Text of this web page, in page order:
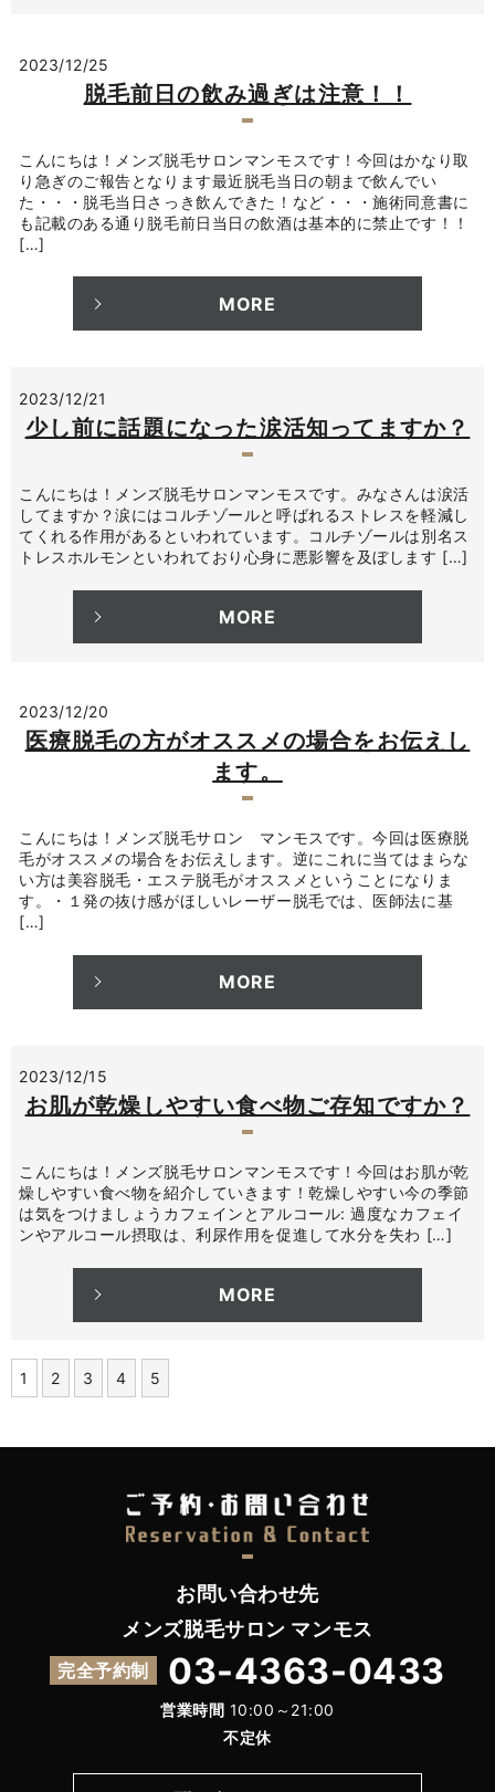
2023/12/25
脱毛前日の飲み過ぎは注意！！
こんにちは！メンズ脱毛サロンマンモスです！今回はかなり取
り急ぎのご報告となります最近脱毛当日の朝まで飲んでい
た・・・脱毛当日さっき飲んできた！など・・・施術同意書に
も記載のある通り脱毛前日当日の飲酒は基本的に禁止です！！
[…]
MORE
2023/12/21
少し前に話題になった涙活知ってますか？
こんにちは！メンズ脱毛サロンマンモスです。みなさんは涙活
してますか？涙にはコルチゾールと呼ばれるストレスを軽減し
てくれる作用があるといわれています。コルチゾールは別名ス
トレスホルモンといわれており心身に悪影響を及ぼします […]
MORE
2023/12/20
医療脱毛の方がオススメの場合をお伝えし
ます。
こんにちは！メンズ脱毛サロン マンモスです。今回は医療脱
毛がオススメの場合をお伝えします。逆にこれに当てはまらな
い方は美容脱毛・エステ脱毛がオススメということになりま
す。・１発の抜け感がほしいレーザー脱毛では、医師法に基
[…]
MORE
2023/12/15
お肌が乾燥しやすい食べ物ご存知ですか？
こんにちは！メンズ脱毛サロンマンモスです！今回はお肌が乾
燥しやすい食べ物を紹介していきます！乾燥しやすい今の季節
は気をつけましょうカフェインとアルコール: 過度なカフェイ
ンやアルコール摂取は、利尿作用を促進して水分を失わ […]
MORE
1 2 3 4 5
お問い合わせ先
メンズ脱毛サロン マンモス
完全予約制 03-4363-0433
営業時間 10:00～21:00
不定休